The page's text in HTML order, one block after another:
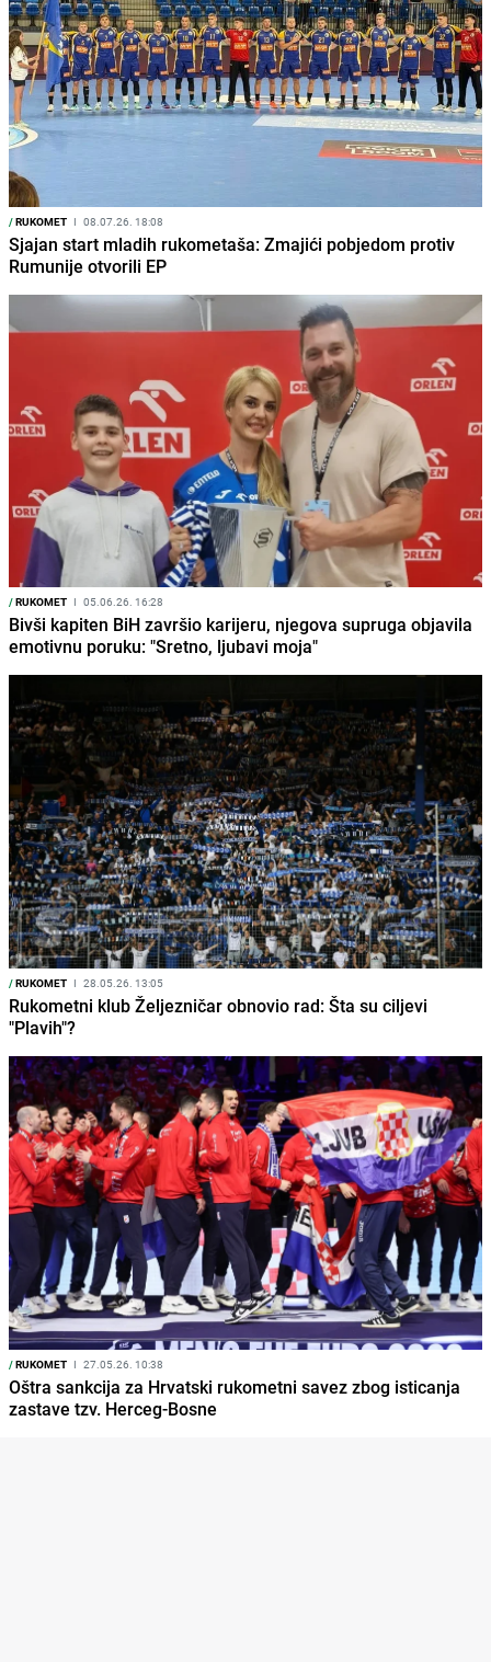
/RUKOMET I 08.07.26. 18:08
Sjajan start mladih rukometaša: Zmajići pobjedom protiv
Rumunije otvorili EP
/RUKOMET I 05.06.26. 16:28
Bivši kapiten BiH završio karijeru, njegova supruga objavila
emotivnu poruku: "Sretno, ljubavi moja"
/RUKOMET I 28.05.26. 13:05
Rukometni klub Željezničar obnovio rad: Šta su ciljevi
"Plavih"?
/RUKOMET I 27.05.26. 10:38
Oštra sankcija za Hrvatski rukometni savez zbog isticanja
zastave tzv. Herceg-Bosne